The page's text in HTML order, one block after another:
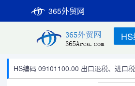
365外贸网
HS编码 09101100.00 出口退税、进口